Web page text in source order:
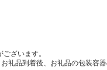
ざいます。
品到着後、お礼品の包装容器